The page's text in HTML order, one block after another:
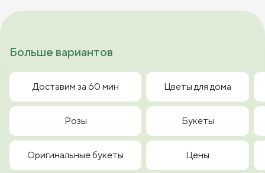
Больше вариантов
Доставим за 60 мин Цветы для дома
Розы Букеты
Оригинальные букеты Цены